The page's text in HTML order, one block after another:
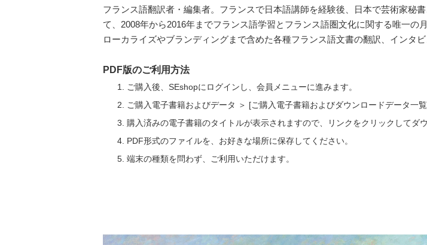
フランス語翻訳者・編集者。フランスで日本語講師を経験後、日本で芸術家秘
て、2008年から2016年までフランス語学習とフランス語圏文化に関する唯一の
ローカライズやブランディングまで含めた各種フランス語文書の翻訳、インタ
PDF版のご利用方法
ご購入後、SEshopにログインし、会員メニューに進みます。
ご購入電子書籍およびデータ ＞ [ご購入電子書籍およびダウンロードデータ一覧
購入済みの電子書籍のタイトルが表示されますので、リンクをクリックしてダ
PDF形式のファイルを、お好きな場所に保存してください。
端末の種類を問わず、ご利用いただけます。